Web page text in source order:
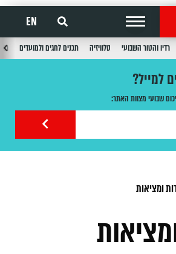
EN
רדיו והטור השבועי טלוויזיה תכנים לחגים ולמועדים
למייל?
שבועי מצוות האתר:
ומציאות